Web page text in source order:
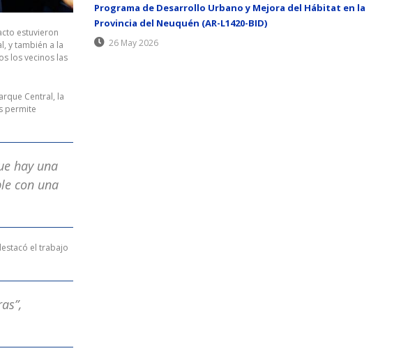
estuvieron
y también a la
los vecinos las
Central, la
permite
hay una
con una
el trabajo
Programa de Desarrollo Urbano y Mejora del Hábitat en la
Provincia del Neuquén (AR-L1420-BID)
26 May 2026